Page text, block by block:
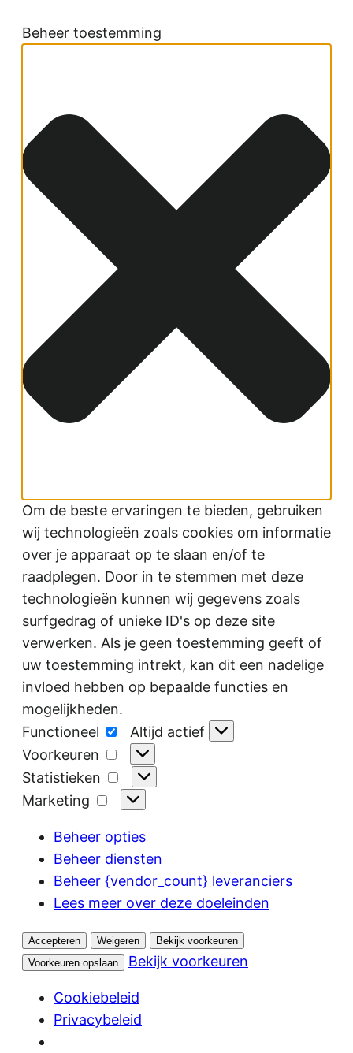
Beheer toestemming
Om de beste ervaringen te bieden, gebruiken
wij technologieën zoals cookies om informatie
over je apparaat op te slaan en/of te
raadplegen. Door in te stemmen met deze
technologieën kunnen wij gegevens zoals
surfgedrag of unieke ID's op deze site
verwerken. Als je geen toestemming geeft of
uw toestemming intrekt, kan dit een nadelige
invloed hebben op bepaalde functies en
mogelijkheden.
Functioneel
Functioneel
Altijd actief
Voorkeuren
Voorkeuren
Statistieken
Statistieken
Marketing
Marketing
Beheer opties
Beheer diensten
Beheer {vendor_count} leveranciers
Lees meer over deze doeleinden
Accepteren Weigeren
Bekijk voorkeuren
Voorkeuren opslaan
Bekijk voorkeuren
Cookiebeleid
Privacybeleid